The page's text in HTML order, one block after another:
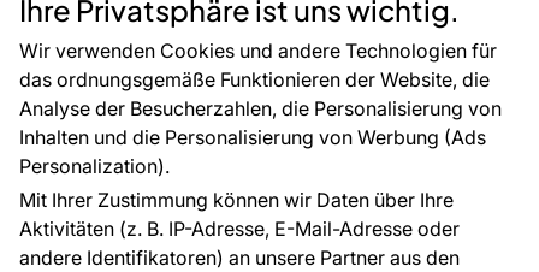
Ihre Privatsphäre ist uns wichtig.
Wir verwenden Cookies und andere Technologien für
das ordnungsgemäße Funktionieren der Website, die
Analyse der Besucherzahlen, die Personalisierung von
Inhalten und die Personalisierung von Werbung (Ads
Personalization).
Mit Ihrer Zustimmung können wir Daten über Ihre
Aktivitäten (z. B. IP-Adresse, E-Mail-Adresse oder
andere Identifikatoren) an unsere Partner aus den
CE-Zertifizierung
Großhandel
Raumvisualisierung
Zubehör
Tapetenmuster
FÜR SIE
Blog
EU-Projekte
Ratschläge und Tipps
FAQ
ÜBER DAS UNTERNEHMEN